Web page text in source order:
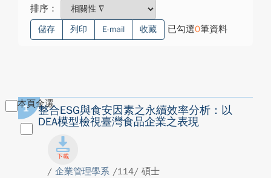
排序：
儲存 列印 E-mail 收藏 已勾選0筆資料
本頁全選
1
整合ESG與食安因素之永續效率分析：以
DEA模型檢視臺灣食品企業之表現
/ 企業管理學系 /114/ 碩士